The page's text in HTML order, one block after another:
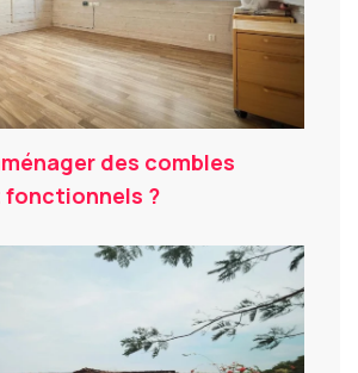
des combles
fonctionnels ?